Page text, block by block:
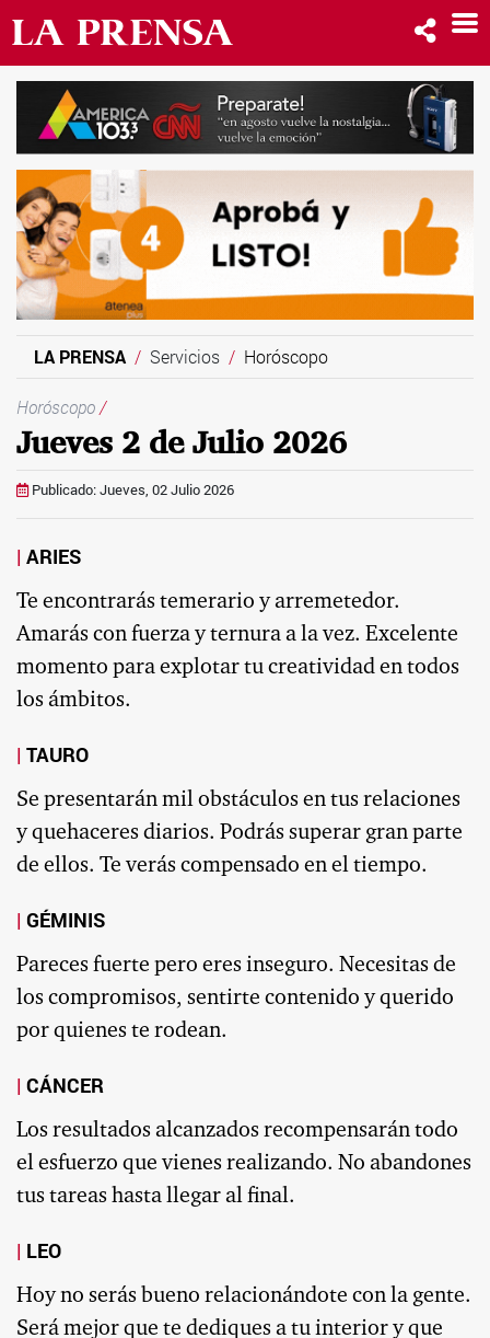
LA PRENSA Servicios Horóscopo
Horóscopo/
Jueves 2 de Julio 2026
Publicado: Jueves, 02 Julio 2026
ARIES
Te encontrarás temerario y arremetedor.
Amarás con fuerza y ternura a la vez. Excelente
momento para explotar tu creatividad en todos
los ámbitos.
TAURO
Se presentarán mil obstáculos en tus relaciones
y quehaceres diarios. Podrás superar gran parte
de ellos. Te verás compensado en el tiempo.
GÉMINIS
Pareces fuerte pero eres inseguro. Necesitas de
los compromisos, sentirte contenido y querido
por quienes te rodean.
CÁNCER
Los resultados alcanzados recompensarán todo
el esfuerzo que vienes realizando. No abandones
tus tareas hasta llegar al final.
LEO
Hoy no serás bueno relacionándote con la gente.
Será mejor que te dediques a tu interior y que